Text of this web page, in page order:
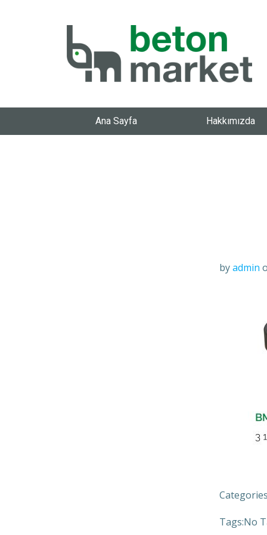
Ana Sayfa Hakkımızda
byadmin
Tags:No